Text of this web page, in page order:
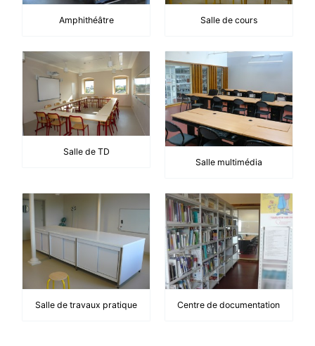
Amphithéâtre Salle de cours
Salle de TD
Salle multimédia
Salle de travaux pratique Centre de documentation